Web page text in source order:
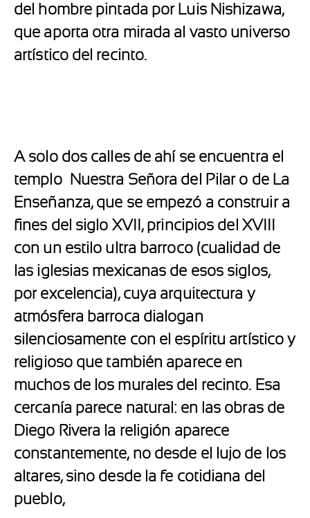
del hombre pintada por Luis Nishizawa,
que aporta otra mirada al vasto universo
artístico del recinto.
A solo dos calles de ahí se encuentra el
templo Nuestra Señora del Pilar o de La
Enseñanza, que se empezó a construir a
fines del siglo XVII, principios del XVIII
con un estilo ultra barroco (cualidad de
las iglesias mexicanas de esos siglos,
por excelencia), cuya arquitectura y
atmósfera barroca dialogan
silenciosamente con el espíritu artístico y
religioso que también aparece en
muchos de los murales del recinto. Esa
cercanía parece natural: en las obras de
Diego Rivera la religión aparece
constantemente, no desde el lujo de los
altares, sino desde la fe cotidiana del
pueblo,